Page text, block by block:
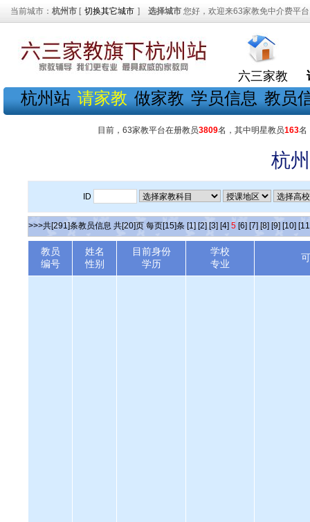
当前城市： 杭州市 [ 切换其它城市 ] 选择城市 您好，欢迎来63家教免中介费平
六三家教
杭州站 请家教 做家教 学员信息 教员
目前，63家教平台在册教员3809名，其中明星教员163名
杭
ID
>>>共[291]条教员信息 共[20]页 每页[15]条 [1] [2] [3] [4] 5 [6] [7] [8] [9] [10]
教员
编号
姓名
性别
目前身份
学历
学校
专业